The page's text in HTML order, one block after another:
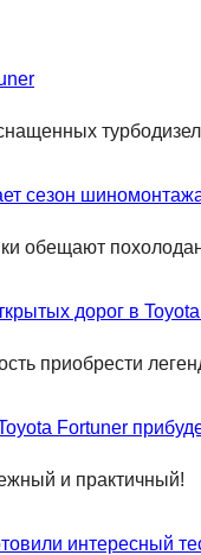
сезон
обещают
дорог в
приобрести
Fortuner
и практичный!
интересный